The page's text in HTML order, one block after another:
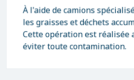
À l'aide de camions
les graisses et déchets
Cette opération est réalisée
éviter toute contamination.